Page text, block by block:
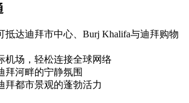
抵达迪拜市中心、Burj Khalifa与迪拜购物
机场，轻松连接全球网络
拜河畔的宁静氛围
拜都市景观的蓬勃活力